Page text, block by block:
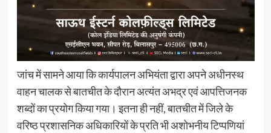
जांच में सामने आया कि कार्यपालन अभियंता द्वारा अपने अधीनस्थ
वाहन चालक से बातचीत के दौरान अत्यंत अभद्र एवं आपत्तिजनक
शब्दों का प्रयोग किया गया। इतना ही नहीं, बातचीत में जिले के
वरिष्ठ प्रशासनिक अधिकारियों के प्रति भी अशोभनीय टिप्पणियां